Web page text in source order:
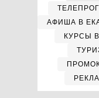
АФИША В
КУРСЫ